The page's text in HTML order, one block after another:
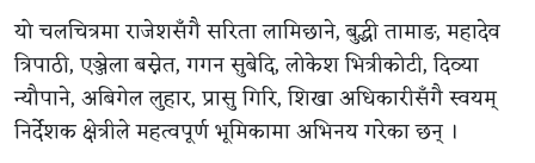
यो चलचित्रमा राजेशसँगै सरिता लामिछाने, बुद्धी तामाङ, महादेव
त्रिपाठी, एञ्जेला बस्नेत, गगन सुबेदि, लोकेश भित्रीकोटी, दिव्या
न्यौपाने, अबिगेल लुहार, प्रासु गिरि, शिखा अधिकारीसँगै स्वयम्
निर्देशक क्षेत्रीले महत्वपूर्ण भूमिकामा अभिनय गरेका छन् ।